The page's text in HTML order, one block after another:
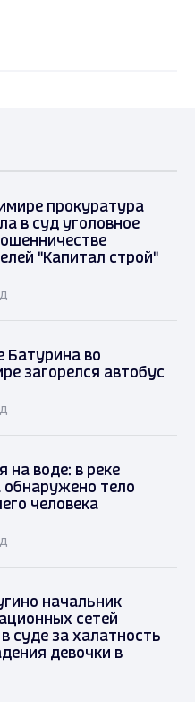
прокуратура
в суд уголовное
"Капитал строй"
Батурина во
загорелся автобус
на воде: в реке
обнаружено тело
человека
начальник
сетей
суде за халатность
девочки в